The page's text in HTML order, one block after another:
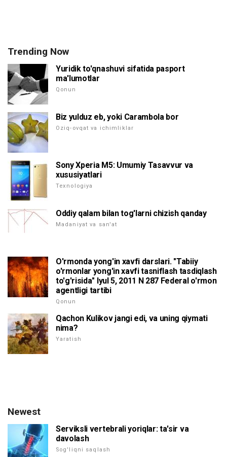
Trending Now
Yuridik to'qnashuvi sifatida pasport
ma'lumotlar
Qonun
Biz yulduz eb, yoki Carambola bor
Oziq-ovqat va ichimliklar
Sony Xperia M5: Umumiy Tasavvur va
xususiyatlari
Texnologiya
Oddiy qalam bilan tog'larni chizish qanday
Madaniyat va san'at
O'rmonda yong'in xavfi darslari. "Tabiiy
o'rmonlar yong'in xavfi tasniflash tasdiqlash
to'g'risida" Iyul 5, 2011 N 287 Federal o'rmon
agentligi tartibi
Qonun
Qachon Kulikov jangi edi, va uning qiymati
nima?
Yaratish
Newest
Serviksli vertebrali yoriqlar: ta'sir va
davolash
Sog'liqni saqlash